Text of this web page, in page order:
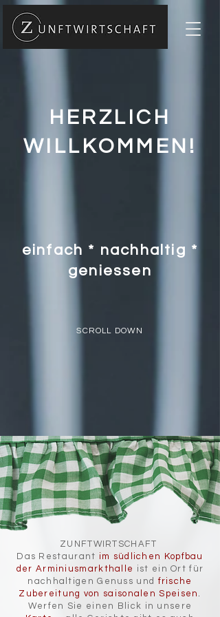
HERZLICH
WILLKOMMEN!
einfach * nachhaltig *
geniessen
SCROLL DOWN
ZUNFTWIRTSCHAFT
Das Restaurant im südlichen Kopfbau
der Arminiusmarkthalle ist ein Ort für
nachhaltigen Genuss und frische
Zubereitung von saisonalen Speisen .
Werfen Sie einen Blick in unsere